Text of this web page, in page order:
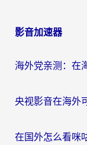
影音加速器